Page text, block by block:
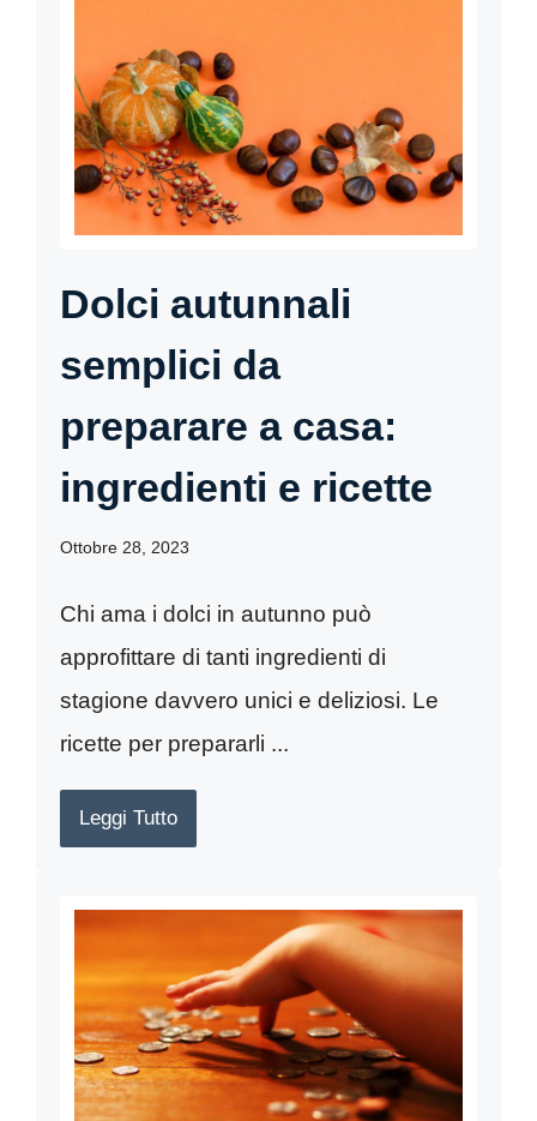
Dolci autunnali
semplici da
preparare a casa:
ingredienti e ricette
Ottobre 28, 2023
Chi ama i dolci in autunno può
approfittare di tanti ingredienti di
stagione davvero unici e deliziosi. Le
ricette per prepararli ...
Leggi Tutto